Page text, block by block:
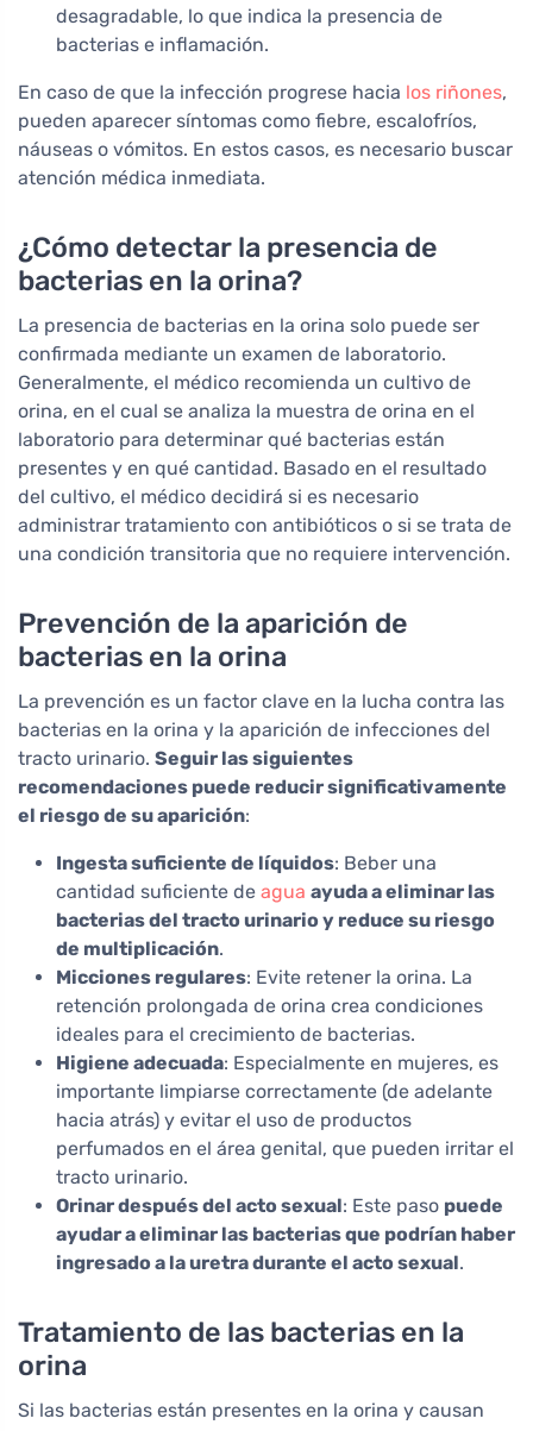
desagradable, lo que indica la presencia de
bacterias e inflamación.
En caso de que la infección progrese hacia los riñones,
pueden aparecer síntomas como fiebre, escalofríos,
náuseas o vómitos. En estos casos, es necesario buscar
atención médica inmediata.
¿Cómo detectar la presencia de
bacterias en la orina?
La presencia de bacterias en la orina solo puede ser
confirmada mediante un examen de laboratorio.
Generalmente, el médico recomienda un cultivo de
orina, en el cual se analiza la muestra de orina en el
laboratorio para determinar qué bacterias están
presentes y en qué cantidad. Basado en el resultado
del cultivo, el médico decidirá si es necesario
administrar tratamiento con antibióticos o si se trata de
una condición transitoria que no requiere intervención.
Prevención de la aparición de
bacterias en la orina
La prevención es un factor clave en la lucha contra las
bacterias en la orina y la aparición de infecciones del
tracto urinario. Seguir las siguientes
recomendaciones puede reducir significativamente
el riesgo de su aparición:
Ingesta suficiente de líquidos: Beber una
cantidad suficiente de agua ayuda a eliminar las
bacterias del tracto urinario y reduce su riesgo
de multiplicación.
Micciones regulares: Evite retener la orina. La
retención prolongada de orina crea condiciones
ideales para el crecimiento de bacterias.
Higiene adecuada: Especialmente en mujeres, es
importante limpiarse correctamente (de adelante
hacia atrás) y evitar el uso de productos
perfumados en el área genital, que pueden irritar el
tracto urinario.
Orinar después del acto sexual: Este paso puede
ayudar a eliminar las bacterias que podrían haber
ingresado a la uretra durante el acto sexual.
Tratamiento de las bacterias en la
orina
Si las bacterias están presentes en la orina y causan